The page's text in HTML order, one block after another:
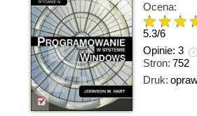
Ocena:
5.3/6
Opinie: 3
Stron: 752
Druk: